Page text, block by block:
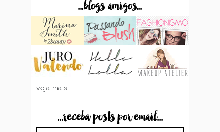
...blogs amigos...
veja mais...
...receba posts por email...